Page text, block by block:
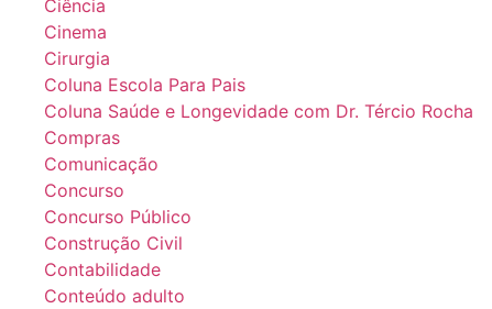
Ciência
Cinema
Cirurgia
Coluna Escola Para Pais
Coluna Saúde e Longevidade com Dr. Tércio Rocha
Compras
Comunicação
Concurso
Concurso Público
Construção Civil
Contabilidade
Conteúdo adulto